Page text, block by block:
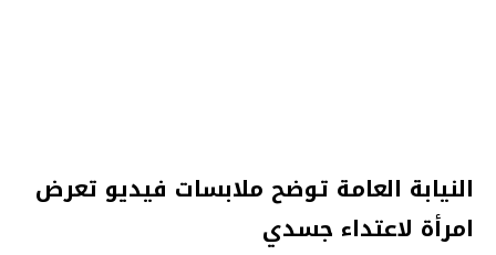
النيابة العامة توضح ملابسات فيديو تعرض
امرأة لاعتداء جسدي